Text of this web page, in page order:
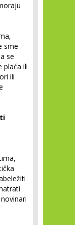
sme
se
plaća ili
ili